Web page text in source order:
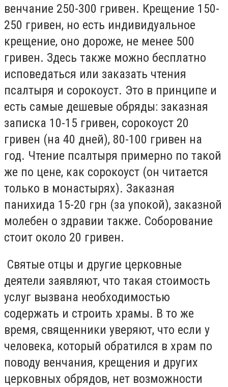
венчание 250-300 гривен. Крещение 150-
250 гривен, но есть индивидуальное
крещение, оно дороже, не менее 500
гривен. Здесь также можно бесплатно
исповедаться или заказать чтения
псалтыря и сорокоуст. Это в принципе и
есть самые дешевые обряды: заказная
записка 10-15 гривен, сорокоуст 20
гривен (на 40 дней), 80-100 гривен на
год. Чтение псалтыря примерно по такой
же по цене, как сорокоуст (он читается
только в монастырях). Заказная
панихида 15-20 грн (за упокой), заказной
молебен о здравии также. Соборование
стоит около 20 гривен.
Святые отцы и другие церковные
деятели заявляют, что такая стоимость
услуг вызвана необходимостью
содержать и строить храмы. В то же
время, священники уверяют, что если у
человека, который обратился в храм по
поводу венчания, крещения и других
церковных обрядов, нет возможности